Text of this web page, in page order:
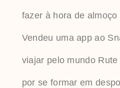
fazer à hora de
Vendeu uma app ao
viajar pelo mundo
por se formar em